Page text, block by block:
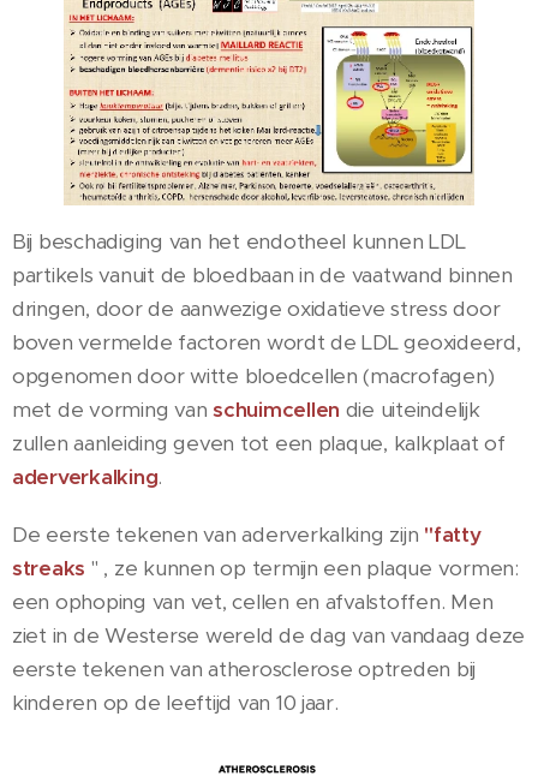
Bij beschadiging van het endotheel kunnen LDL
partikels vanuit de bloedbaan in de vaatwand binnen
dringen, door de aanwezige oxidatieve stress door
boven vermelde factoren wordt de LDL geoxideerd,
opgenomen door witte bloedcellen (macrofagen)
met de vorming vanschuimcellen die uiteindelijk
zullen aanleiding geven tot een plaque, kalkplaat of
aderverkalking.
De eerste tekenen van aderverkalking zijn "fatty
streaks " , ze kunnen op termijn een plaque vormen:
een ophoping van vet, cellen en afvalstoffen. Men
ziet in de Westerse wereld de dag van vandaag deze
eerste tekenen van atherosclerose optreden bij
kinderen op de leeftijd van 10 jaar.